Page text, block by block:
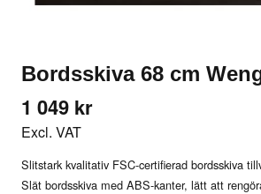
Bordsskiva 68 cm
1 049 kr
Excl. VAT
Slitstark kvalitativ FSC-certifierad bordsskiva
Slät bordsskiva med ABS-kanter, lätt att